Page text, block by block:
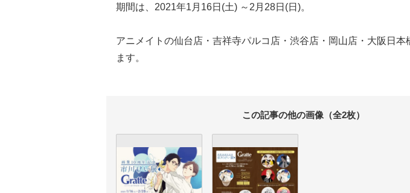
期間は、2021年1月16日(土) ～2月28日(日)。
アニメイトの仙台店・吉祥寺パルコ店・渋谷店・岡山店・大阪日本
ます。
この記事の他の画像（全2枚）